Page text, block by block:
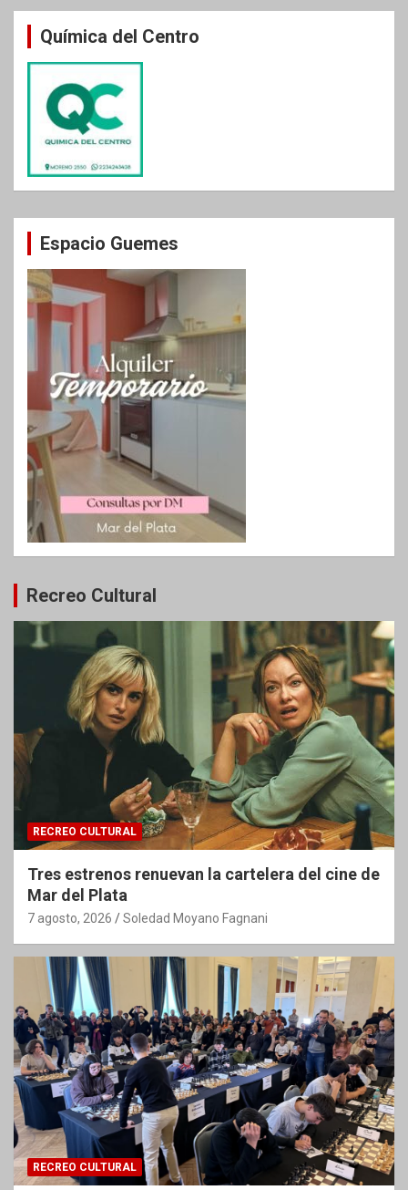
entradas
Química del Centro
Espacio Guemes
Recreo Cultural
RECREO CULTURAL
Tres estrenos renuevan la cartelera del cine de
Mar del Plata
7 agosto, 2026 Soledad Moyano Fagnani
RECREO CULTURAL